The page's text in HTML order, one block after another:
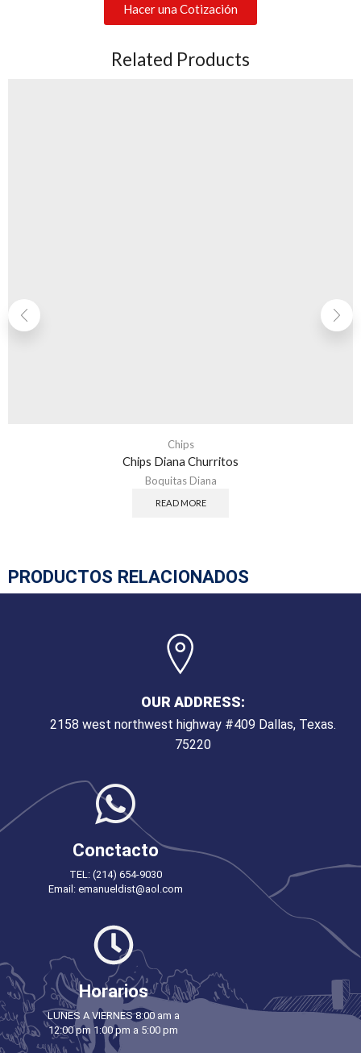
Hacer una Cotización
Related Products
Chips
Chips Diana Churritos
Boquitas Diana
READ MORE
PRODUCTOS RELACIONADOS
OUR ADDRESS:
2158 west northwest highway #409 Dallas, Texas.
75220
Conctacto
TEL: (214) 654-9030
Email: emanueldist@aol.com
Horarios
LUNES A VIERNES 8:00 am a
12:00 pm 1:00 pm a 5:00 pm